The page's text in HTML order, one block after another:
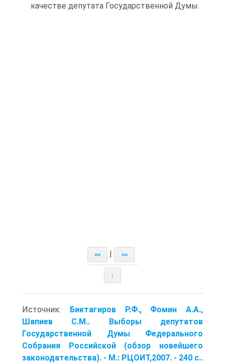
качестве депутата Государственной Думы.
<< >>
↑
Источник: Биктагиров Р.Ф., Фомин А.А.,
Шапиев С.М.. Выборы депутатов
Государственной Думы Федерального
Собрания Российской (обзор новейшего
законодательства). - М.: РЦОИТ,2007. - 240 с..